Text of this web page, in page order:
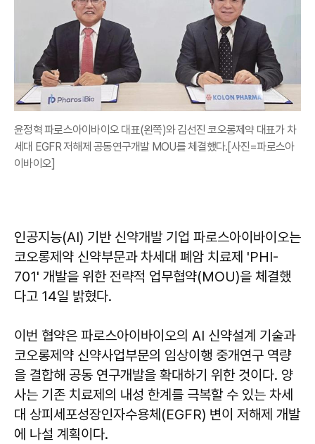
윤정혁 파로스아이바이오 대표(왼쪽)와 김선진 코오롱제약 대표가 차
세대 EGFR 저해제 공동연구개발 MOU를 체결했다.[사진=파로스아
이바이오]
인공지능(AI) 기반 신약개발 기업 파로스아이바이오는
코오롱제약 신약부문과 차세대 폐암 치료제 'PHI-
701' 개발을 위한 전략적 업무협약(MOU)을 체결했
다고 14일 밝혔다.
이번 협약은 파로스아이바이오의 AI 신약설계 기술과
코오롱제약 신약사업부문의 임상이행 중개연구 역량
을 결합해 공동 연구개발을 확대하기 위한 것이다. 양
사는 기존 치료제의 내성 한계를 극복할 수 있는 차세
대 상피세포성장인자수용체(EGFR) 변이 저해제 개발
에 나설 계획이다.